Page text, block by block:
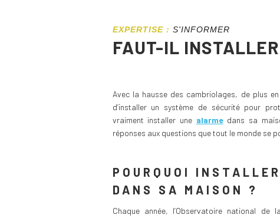
EXPERTISE : S'INFORMER
FAUT-IL
Avec la hausse des cambriolages, de plus
d’installer un système de sécurité pour
vraiment installer une alarmedans sa
réponses aux questions que tout le monde se
POURQUOI
DANS SA MAISON ?
Chaque année, l’Observatoire national de